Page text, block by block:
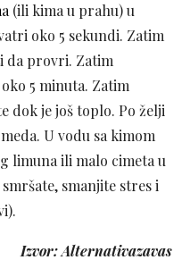
(ili kima u prahu) u
oko 5 sekundi. Zatim
da provri. Zatim
5 minuta. Zatim
dok je još toplo. Po želji
U vodu sa kimom
limuna ili malo cimeta u
smanjite stres i
Izvor: Alternativazavas